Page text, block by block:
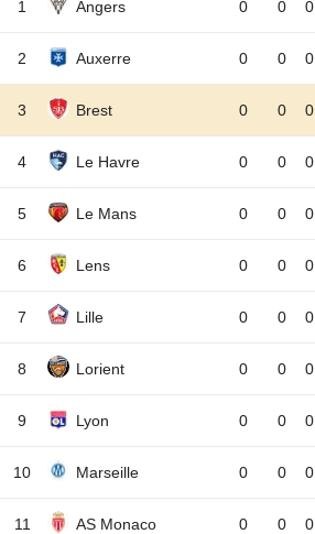
1 Angers 0 0 0
2 Auxerre 0 0 0
3 Brest 0 0 0
4 Le Havre 0 0 0
5 Le Mans 0 0 0
6 Lens 0 0 0
7 Lille 0 0 0
8 Lorient 0 0 0
9 Lyon 0 0 0
10 Marseille 0 0 0
11 AS Monaco 0 0 0